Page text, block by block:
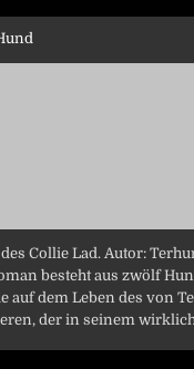
Collie Lad. Autor:
besteht aus zwölf
auf dem Leben des von
der in seinem